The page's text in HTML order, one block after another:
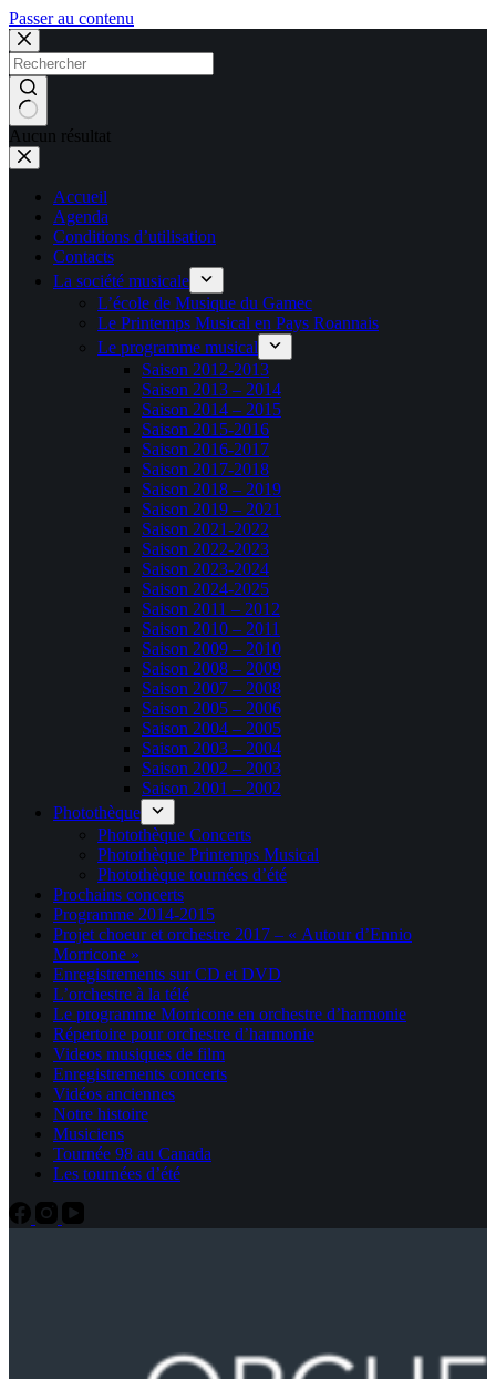
Passer au contenu
Aucun résultat
Accueil
Agenda
Conditions d’utilisation
Contacts
La société musicale
L’école de Musique du Gamec
Le Printemps Musical en Pays Roannais
Le programme musical
Saison 2012-2013
Saison 2013 – 2014
Saison 2014 – 2015
Saison 2015-2016
Saison 2016-2017
Saison 2017-2018
Saison 2018 – 2019
Saison 2019 – 2021
Saison 2021-2022
Saison 2022-2023
Saison 2023-2024
Saison 2024-2025
Saison 2011 – 2012
Saison 2010 – 2011
Saison 2009 – 2010
Saison 2008 – 2009
Saison 2007 – 2008
Saison 2005 – 2006
Saison 2004 – 2005
Saison 2003 – 2004
Saison 2002 – 2003
Saison 2001 – 2002
Photothèque
Photothèque Concerts
Photothèque Printemps Musical
Photothèque tournées d’été
Prochains concerts
Programme 2014-2015
Projet choeur et orchestre 2017 – « Autour d’Ennio
Morricone »
Enregistrements sur CD et DVD
L’orchestre à la télé
Le programme Morricone en orchestre d’harmonie
Répertoire pour orchestre d’harmonie
Videos musiques de film
Enregistrements concerts
Vidéos anciennes
Notre histoire
Musiciens
Tournée 98 au Canada
Les tournées d’été